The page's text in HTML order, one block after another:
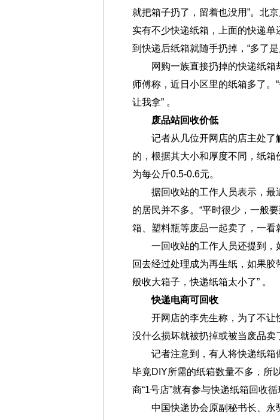
就把箱子扔了，留着也没用”。北
实有不少快递纸箱，上面的快递
到快递后纸箱就随手扔掉，“多了是
网购一族直接扔掉的快递纸箱
师傅称，近日小区里的纸箱多了。
让我拿” 。
废品站回收价低
记者从几位开网店的店主处了
的，根据其大小和厚度不同，纸
为每公斤0.5-0.6元。
据回收站的工作人员表示，最
的居民并不多。“平时很少，一般
箱、塑料瓶等废品一起卖了，一看
一回收站的工作人员还提到，
回去经过处理成为再生纸，如果
般收大箱子，快递纸箱太小了” 。
快递电商可回收
开网店的李先生称，为了不让
没什么损坏就被扔掉或被当废品卖
记者注意到，有人将快递纸箱
毕竟DIY所需的纸箱数量不多，所
商“1号店”就有参与快递纸箱回收
中国快递协会原副秘书长、永